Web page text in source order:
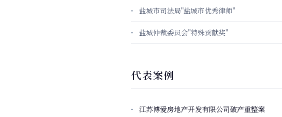
盐城市司法局"盐城市优秀律师"
盐城仲裁委员会"特殊贡献奖"
代表案例
江苏博爱房地产开发有限公司破产重整案